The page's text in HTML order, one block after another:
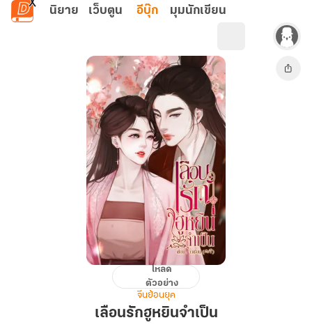
ข้ามไปยังเนื้อหาหลัก
นิยาย เว็บตูน อีบุ๊ก มุมนักเขียน
โหลด
ตัวอย่าง
จีนย้อนยุค
เลือนรักฮูหยินจำเป็น